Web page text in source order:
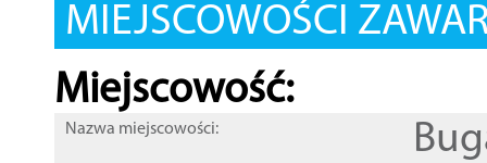
MIEJSCOWOŚCI
Miejscowość:
Nazwa miejscowości: